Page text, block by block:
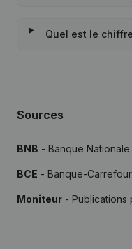
Quel est le
Sources
BNB - Banque
BCE - Banque-
Moniteur - Publications